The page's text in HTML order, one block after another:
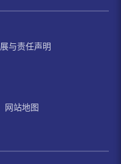
与责任声明
网站地图